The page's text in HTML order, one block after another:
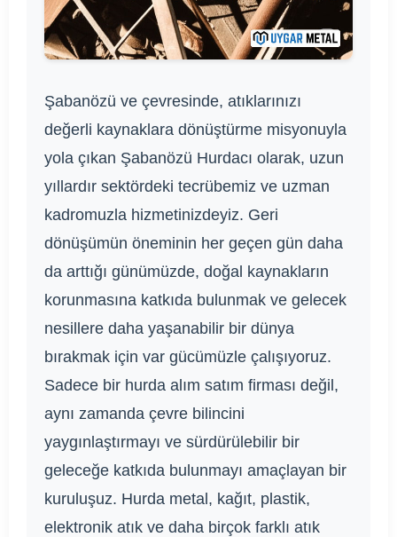
Şabanözü ve çevresinde, atıklarınızı
değerli kaynaklara dönüştürme misyonuyla
yola çıkan Şabanözü Hurdacı olarak, uzun
yıllardır sektördeki tecrübemiz ve uzman
kadromuzla hizmetinizdeyiz. Geri
dönüşümün öneminin her geçen gün daha
da arttığı günümüzde, doğal kaynakların
korunmasına katkıda bulunmak ve gelecek
nesillere daha yaşanabilir bir dünya
bırakmak için var gücümüzle çalışıyoruz.
Sadece bir hurda alım satım firması değil,
aynı zamanda çevre bilincini
yaygınlaştırmayı ve sürdürülebilir bir
geleceğe katkıda bulunmayı amaçlayan bir
kuruluşuz. Hurda metal, kağıt, plastik,
elektronik atık ve daha birçok farklı atık